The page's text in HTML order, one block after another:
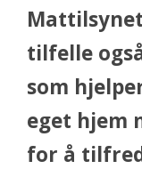
tilfelle
som
eget hjem
for å